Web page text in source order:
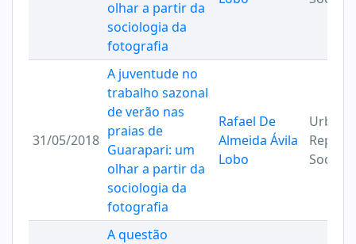
olhar a partir da
sociologia da
fotografia
31/05/2018
A juventude no
trabalho sazonal
de verão nas
praias de
Guarapari: um
olhar a partir da
sociologia da
fotografia
Rafael De
Almeida Ávila
Lobo
Social
A questão